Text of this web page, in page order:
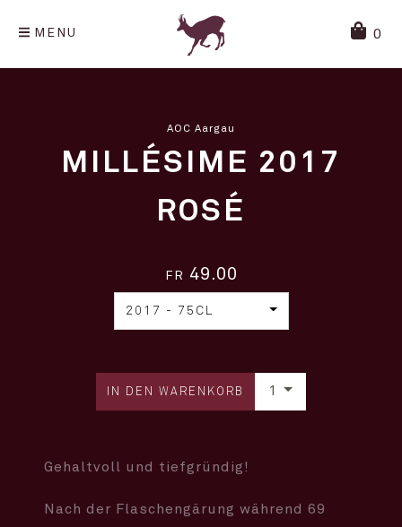
MENU 0
AOC Aargau
MILLÉSIME 2017
ROSÉ
FR 49.00
2017 - 75CL
1
Gehaltvoll und tiefgründig!
Nach der Flaschengärung während 69